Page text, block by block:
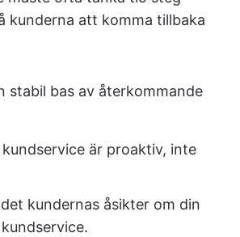
kunderna att komma tillbaka
stabil bas av återkommande
är proaktiv, inte
kundernas åsikter om din